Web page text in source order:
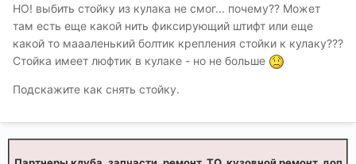
НО! выбить стойку из кулака не смог... почему?? Может
там есть еще какой нить фиксирующий штифт или еще
какой то маааленький болтик крепления стойки к кулаку???
Стойка имеет люфтик в кулаке - но не больше
Подскажите как снять стойку.